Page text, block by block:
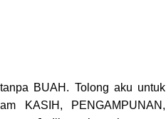
BUAH. Tolong aku untuk
KASIH, PENGAMPUNAN,